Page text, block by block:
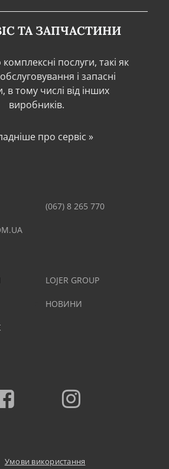
ТА ЗАПЧАСТИНИ
послуги, такі як
і запасні
в тому числі від інших
виробників.
про сервіс »
(067) 8 265 770
LOJER GROUP
НОВИНИ
Facebook Instagram
Умови використання